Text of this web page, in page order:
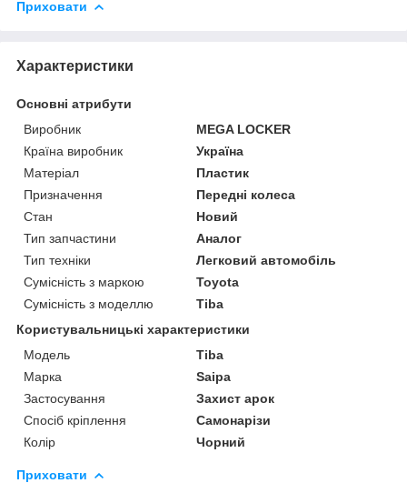
Приховати
Характеристики
Основні атрибути
Виробник
MEGA LOCKER
Країна виробник
Україна
Матеріал
Пластик
Призначення
Передні колеса
Стан
Новий
Тип запчастини
Аналог
Тип техніки
Легковий автомобіль
Сумісність з маркою
Toyota
Сумісність з моделлю
Tiba
Користувальницькі характеристики
Мoдель
Tiba
Марка
Saipa
Застосування
Захист арок
Спосіб кріплення
Самонарізи
Колір
Чорний
Приховати